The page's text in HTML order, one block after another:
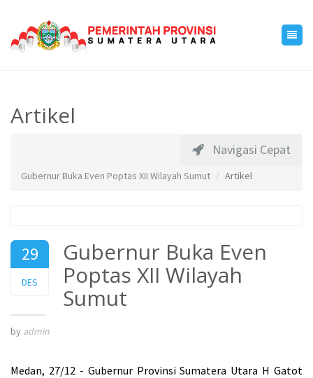
Artikel
Navigasi Cepat
Gubernur Buka Even Poptas XII Wilayah Sumut Artikel
29
DES
2014
Gubernur Buka Even
Poptas XII Wilayah
Sumut
by admin
Medan, 27/12 - Gubernur Provinsi Sumatera Utara H Gatot